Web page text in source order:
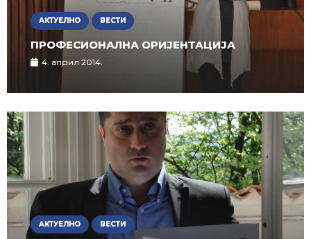
АКТУЕЛНО ВЕСТИ
ПРОФЕСИОНАЛНА ОРИЈЕНТАЦИЈА
4. април 2014.
АКТУЕЛНО ВЕСТИ